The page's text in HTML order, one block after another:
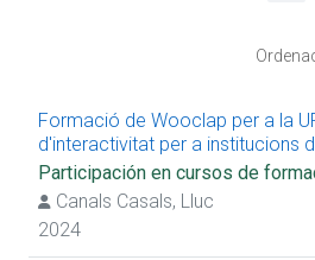
Proyecto Final de Máster
Proyecto/Trabajo final de
Estancia en centro RDI
Proyecto final de máster
Trabajo de proyecto
Participación en cursos de
Impartición de cursos de
Formació de Wooclap per a la
d'interactivitat per a institucions
Participación en cursos de
Canals Casals, Lluc
2024